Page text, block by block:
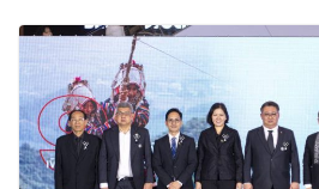
8.8 “ซูเลียน” รวมพลั
ประเทศ จัดประชุมให
“ดร.ปิยะวัฒน์” ถ่ายท
พร้อมฟรีคอนเสิร์ต “โ
AirAsia X SEE FAH
ยาวนานกว่า 20 ปี ต่อ
อร่อย ยกเมนูระดับตำ